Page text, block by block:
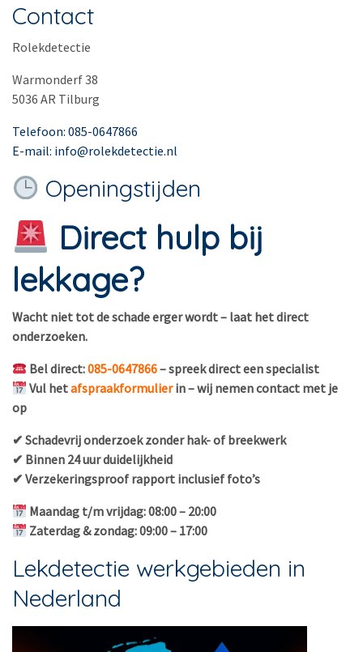
Contact
Rolekdetectie
Warmonderf 38
5036 AR Tilburg
Telefoon: 085-0647866
E-mail: info@rolekdetectie.nl
Openingstijden
Direct hulp bij
lekkage?
Wacht niet tot de schade erger wordt – laat het direct
onderzoeken.
Bel direct:085-0647866– spreek direct een specialist
Vul hetafspraakformulierin – wij nemen contact met je
op
✔ Schadevrij onderzoek zonder hak- of breekwerk
✔ Binnen 24 uur duidelijkheid
✔ Verzekeringsproof rapport inclusief foto’s
Maandag t/m vrijdag: 08:00 – 20:00
Zaterdag & zondag: 09:00 – 17:00
Lekdetectie werkgebieden in
Nederland